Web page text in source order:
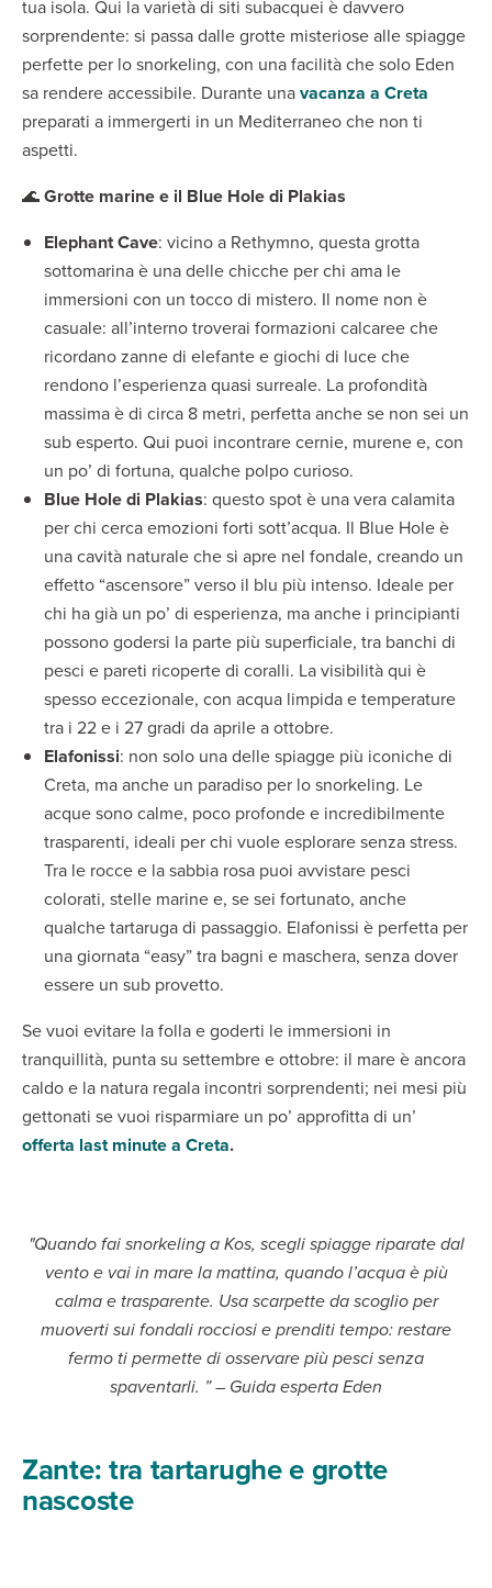
tua isola. Qui la varietà di siti subacquei è davvero
sorprendente: si passa dalle grotte misteriose alle spiagge
perfette per lo snorkeling, con una facilità che solo Eden
sa rendere accessibile. Durante unavacanza a Creta
preparati a immergerti in un Mediterraneo che non ti
aspetti.
🌊Grotte marine e il Blue Hole di Plakias
Elephant Cave: vicino a Rethymno, questa grotta
sottomarina è una delle chicche per chi ama le
immersioni con un tocco di mistero. Il nome non è
casuale: all’interno troverai formazioni calcaree che
ricordano zanne di elefante e giochi di luce che
rendono l’esperienza quasi surreale. La profondità
massima è di circa 8 metri, perfetta anche se non sei un
sub esperto. Qui puoi incontrare cernie, murene e, con
un po’ di fortuna, qualche polpo curioso.
Blue Hole di Plakias: questo spot è una vera calamita
per chi cerca emozioni forti sott’acqua. Il Blue Hole è
una cavità naturale che si apre nel fondale, creando un
effetto “ascensore” verso il blu più intenso. Ideale per
chi ha già un po’ di esperienza, ma anche i principianti
possono godersi la parte più superficiale, tra banchi di
pesci e pareti ricoperte di coralli. La visibilità qui è
spesso eccezionale, con acqua limpida e temperature
tra i 22 e i 27 gradi da aprile a ottobre.
Elafonissi: non solo una delle spiagge più iconiche di
Creta, ma anche un paradiso per lo snorkeling. Le
acque sono calme, poco profonde e incredibilmente
trasparenti, ideali per chi vuole esplorare senza stress.
Tra le rocce e la sabbia rosa puoi avvistare pesci
colorati, stelle marine e, se sei fortunato, anche
qualche tartaruga di passaggio. Elafonissi è perfetta per
una giornata “easy” tra bagni e maschera, senza dover
essere un sub provetto.
Se vuoi evitare la folla e goderti le immersioni in
tranquillità, punta su settembre e ottobre: il mare è ancora
caldo e la natura regala incontri sorprendenti; nei mesi più
gettonati se vuoi risparmiare un po’ approfitta di un’
offerta last minute a Creta.
"Quando fai snorkeling a Kos, scegli spiagge riparate dal
vento e vai in mare la mattina, quando l’acqua è più
calma e trasparente. Usa scarpette da scoglio per
muoverti sui fondali rocciosi e prenditi tempo: restare
fermo ti permette di osservare più pesci senza
spaventarli. ” – Guida esperta Eden
Zante: tra tartarughe e grotte
nascoste